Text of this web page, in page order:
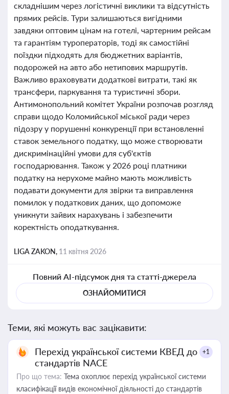
складнішим через логістичні виклики та відсутність
прямих рейсів. Тури залишаються вигідними
завдяки оптовим цінам на готелі, чартерним рейсам
та гарантіям туроператорів, тоді як самостійні
поїздки підходять для бюджетних варіантів,
подорожей на авто або нетипових маршрутів.
Важливо враховувати додаткові витрати, такі як
трансфери, паркування та туристичні збори.
Антимонопольний комітет України розпочав розгляд
справи щодо Коломийської міської ради через
підозру у порушенні конкуренції при встановленні
ставок земельного податку, що може створювати
дискримінаційні умови для суб'єктів
господарювання. Також у 2026 році платники
податку на нерухоме майно мають можливість
подавати документи для звірки та виправлення
помилок у податкових даних, що допоможе
уникнути зайвих нарахувань і забезпечити
коректність оподаткування.
LIGA ZAKON, 11 квітня 2026
Повний AI-підсумок дня та статті-джерела
ОЗНАЙОМИТИСЯ
Теми, які можуть вас зацікавити:
Перехід української системи КВЕД до
стандартів NACE
+1
Про що тема: Тема охоплює перехід української системи
класифікації видів економічної діяльності до стандартів